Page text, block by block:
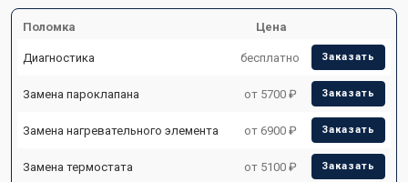
Поломка Цена
Диагностика бесплатно Заказать
Замена пароклапана от 5700 ₽ Заказать
Замена нагревательного элемента от 6900 ₽ Заказать
Замена термостата от 5100 ₽ Заказать